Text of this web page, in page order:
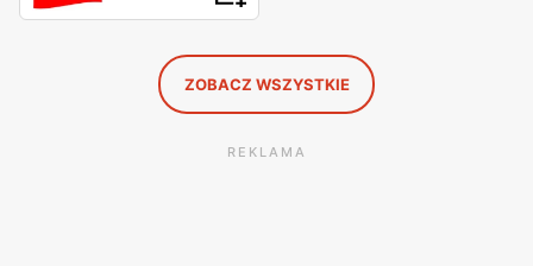
ZOBACZ WSZYSTKIE
REKLAMA